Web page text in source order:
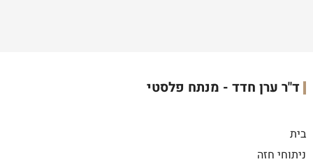
ד"ר ערן חדד - מנתח פלסטי
בית
ניתוחי חזה